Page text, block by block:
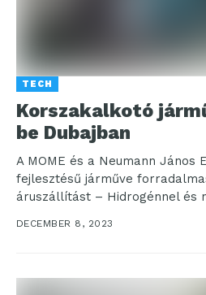
TECH
Korszakalkotó
be Dubajban
A MOME és a Neumann János
fejlesztésű járműve
áruszállítást – Hidrogénnel és
DECEMBER 8, 2023